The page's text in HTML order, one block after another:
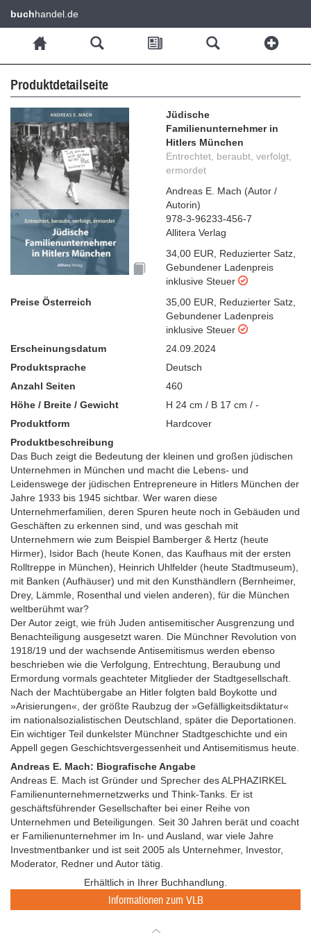
buchhandel.de
Produktdetailseite
Jüdische
Familienunternehmer in
Hitlers München
Entrechtet, beraubt, verfolgt,
ermordet
Andreas E. Mach (Autor /
Autorin)
978-3-96233-456-7
Allitera Verlag
34,00 EUR
Reduzierter Satz
Gebundener Ladenpreis
inklusive Steuer
Preise Österreich
35,00 EUR Reduzierter Satz
Gebundener Ladenpreis
inklusive Steuer
Erscheinungsdatum
24.09.2024
Produktsprache
Deutsch
Anzahl Seiten
460
Höhe / Breite / Gewicht
H 24 cm / B 17 cm / -
Produktform
Hardcover
Produktbeschreibung
Das Buch zeigt die Bedeutung der kleinen und großen jüdischen
Unternehmen in München und macht die Lebens- und
Leidenswege der jüdischen Entrepreneure in Hitlers München der
Jahre 1933 bis 1945 sichtbar. Wer waren diese
Unternehmerfamilien, deren Spuren heute noch in Gebäuden und
Geschäften zu erkennen sind, und was geschah mit
Unternehmern wie zum Beispiel Bamberger & Hertz (heute
Hirmer), Isidor Bach (heute Konen, das Kaufhaus mit der ersten
Rolltreppe in München), Heinrich Uhlfelder (heute Stadtmuseum),
mit Banken (Aufhäuser) und mit den Kunsthändlern (Bernheimer,
Drey, Lämmle, Rosenthal und vielen anderen), für die München
weltberühmt war?
Der Autor zeigt, wie früh Juden antisemitischer Ausgrenzung und
Benachteiligung ausgesetzt waren. Die Münchner Revolution von
1918/19 und der wachsende Antisemitismus werden ebenso
beschrieben wie die Verfolgung, Entrechtung, Beraubung und
Ermordung vormals geachteter Mitglieder der Stadtgesellschaft.
Nach der Machtübergabe an Hitler folgten bald Boykotte und
»Arisierungen«, der größte Raubzug der »Gefälligkeitsdiktatur«
im nationalsozialistischen Deutschland, später die Deportationen.
Ein wichtiger Teil dunkelster Münchner Stadtgeschichte und ein
Appell gegen Geschichtsvergessenheit und Antisemitismus heute.
Andreas E. Mach: Biografische Angabe
Andreas E. Mach ist Gründer und Sprecher des ALPHAZIRKEL
Familienunternehmernetzwerks und Think-Tanks. Er ist
geschäftsführender Gesellschafter bei einer Reihe von
Unternehmen und Beteiligungen. Seit 30 Jahren berät und coacht
er Familienunternehmer im In- und Ausland, war viele Jahre
Investmentbanker und ist seit 2005 als Unternehmer, Investor,
Moderator, Redner und Autor tätig.
Erhältlich in Ihrer Buchhandlung.
Informationen zum VLB